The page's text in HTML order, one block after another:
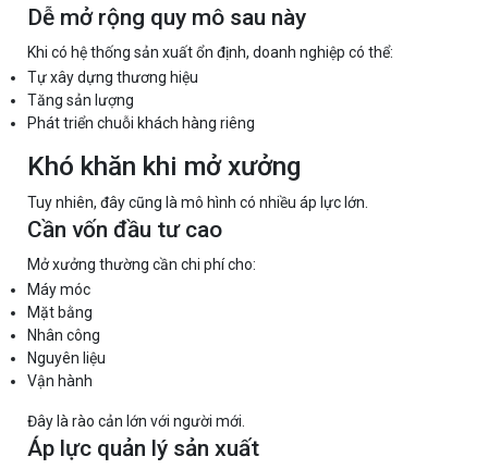
Dễ mở rộng quy mô sau này
Khi có hệ thống sản xuất ổn định, doanh nghiệp có thể:
Tự xây dựng thương hiệu
Tăng sản lượng
Phát triển chuỗi khách hàng riêng
Khó khăn khi mở xưởng
Tuy nhiên, đây cũng là mô hình có nhiều áp lực lớn.
Cần vốn đầu tư cao
Mở xưởng thường cần chi phí cho:
Máy móc
Mặt bằng
Nhân công
Nguyên liệu
Vận hành
Đây là rào cản lớn với người mới.
Áp lực quản lý sản xuất